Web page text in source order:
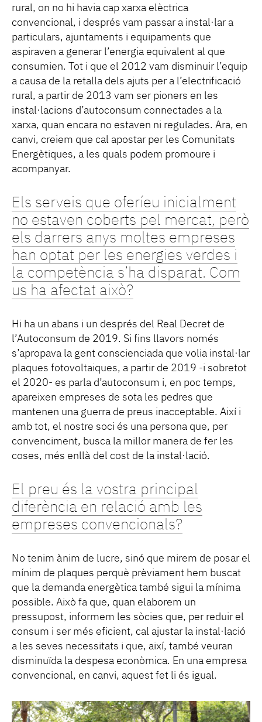
rural, on no hi havia cap xarxa elèctrica
convencional, i després vam passar a instal·lar a
particulars, ajuntaments i equipaments que
aspiraven a generar l’energia equivalent al que
consumien. Tot i que el 2012 vam disminuir l’equip
a causa de la retalla dels ajuts per a l’electrificació
rural, a partir de 2013 vam ser pioners en les
instal·lacions d’autoconsum connectades a la
xarxa, quan encara no estaven ni regulades. Ara, en
canvi, creiem que cal apostar per les Comunitats
Energètiques, a les quals podem promoure i
acompanyar.
Els serveis que oferíeu inicialment
no estaven coberts pel mercat, però
els darrers anys moltes empreses
han optat per les energies verdes i
la competència s’ha disparat. Com
us ha afectat això?
Hi ha un abans i un després del Real Decret de
l’Autoconsum de 2019. Si fins llavors només
s’apropava la gent conscienciada que volia instal·lar
plaques fotovoltaiques, a partir de 2019 -i sobretot
el 2020- es parla d’autoconsum i, en poc temps,
apareixen empreses de sota les pedres que
mantenen una guerra de preus inacceptable. Així i
amb tot, el nostre soci és una persona que, per
convenciment, busca la millor manera de fer les
coses, més enllà del cost de la instal·lació.
El preu és la vostra principal
diferència en relació amb les
empreses convencionals?
No tenim ànim de lucre, sinó que mirem de posar el
mínim de plaques perquè prèviament hem buscat
que la demanda energètica també sigui la mínima
possible. Això fa que, quan elaborem un
pressupost, informem les sòcies que, per reduir el
consum i ser més eficient, cal ajustar la instal·lació
a les seves necessitats i que, així, també veuran
disminuïda la despesa econòmica. En una empresa
convencional, en canvi, aquest fet li és igual.